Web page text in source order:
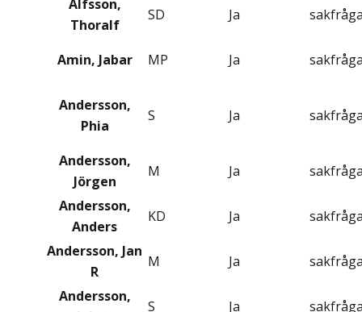
Alfsson,
Thoralf
SD Ja
Amin, Jabar MP Ja
Andersson,
Phia
S Ja
Andersson,
Jörgen
M Ja
Andersson,
Anders
KD Ja
Andersson, Jan
R
M Ja
Andersson,
S Ja